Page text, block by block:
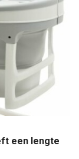
een lengte